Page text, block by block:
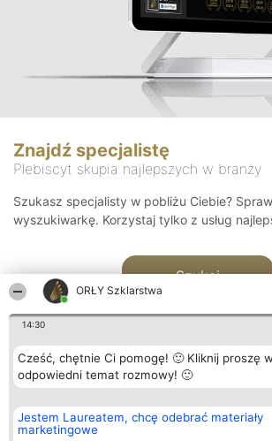
ORŁY Szklarstwa
14:30
Cześć, chętnie Ci pomogę! 🙂 Kliknij proszę
odpowiedni temat rozmowy! 🙂
Jestem Laureatem, chcę odebrać materiały
marketingowe
Znajdź specjalistę
Plebiscyt skupia najlepszych w branży
Szukasz specjalisty w pobliżu Ciebie?
wyszukiwarkę. Korzystaj tylko z usług
Szukaj
Organizator plebiscytu
Bright Side Solutions sp. z o.
o. sp. k.
Plebiscyt
Laureaci